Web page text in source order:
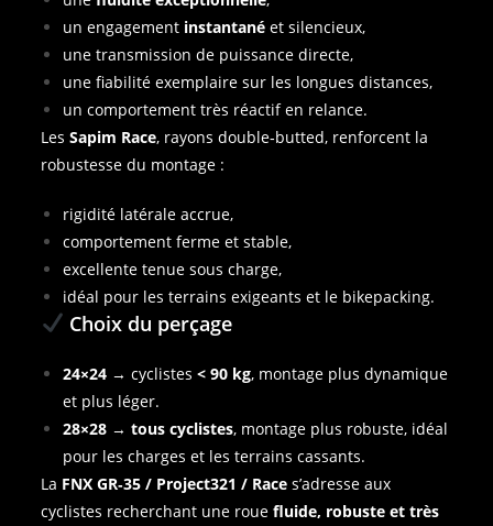
un engagement instantané et silencieux,
une transmission de puissance directe,
une fiabilité exemplaire sur les longues distances,
un comportement très réactif en relance.
LesSapim Race, rayons double‑butted, renforcent la
robustesse du montage :
rigidité latérale accrue,
comportement ferme et stable,
excellente tenue sous charge,
idéal pour les terrains exigeants et le bikepacking.
Choix du perçage
24×24 → cyclistes< 90 kg, montage plus dynamique
et plus léger.
28×28 →tous cyclistes, montage plus robuste, idéal
pour les charges et les terrains cassants.
La FNX GR‑35 / Project321 / Race s’adresse aux
cyclistes recherchant une rouefluide, robuste et très